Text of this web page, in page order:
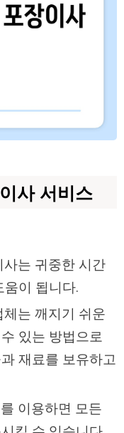
사 서비스
는 귀중한 시간
이 됩니다.
체는 깨지기 쉬운
있는 방법으로
재료를 보유하고
이용하면 모든